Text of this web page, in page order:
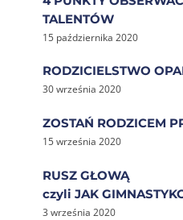
TALENTÓW
15 października 2020
RODZICIELSTWO
30 września 2020
ZOSTAŃ RODZICEM
15 września 2020
RUSZ GŁOWĄ
czyli JAK
3 września 2020